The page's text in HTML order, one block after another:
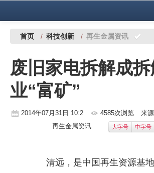
中国有色金属报社主办 广告服务
铜镍铅锌
铝
稀有稀土
首页 / 科技创新 / 再生金属资讯
废旧家电拆解成
业“富矿”
2014年07月31日 10:2 4585次浏览 来源
再生金属资讯
大字号 中字号
清远，是中国再生资源基地